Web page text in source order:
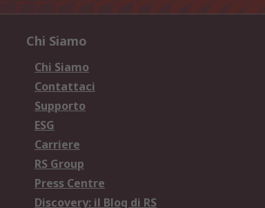
Chi Siamo
Chi Siamo
Contattaci
Supporto
ESG
Carriere
RS Group
Press Centre
Discovery: il Blog di RS